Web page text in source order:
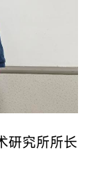
研究所所长